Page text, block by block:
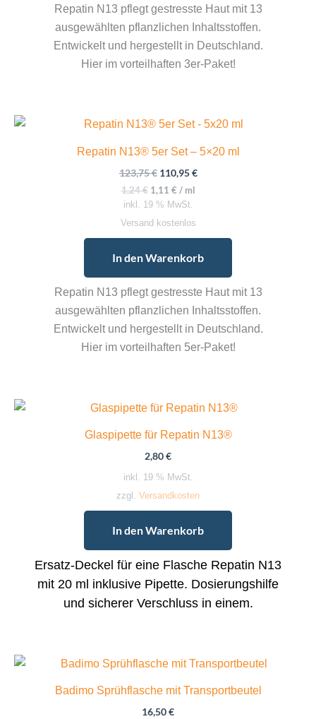
Repatin N13 pflegt gestresste Haut mit 13
ausgewählten pflanzlichen Inhaltsstoffen.
Entwickelt und hergestellt in Deutschland.
Hier im vorteilhaften 3er-Paket!
Repatin N13® 5er Set – 5×20 ml
123,75€ Ursprünglicher
Preis
war:
123,75 €
110,95€Aktueller
1,24€ 1,11 € / ml
inkl. 19 % MwSt.
Versand kostenlos
In den Warenkorb
Repatin N13 pflegt gestresste Haut mit 13
ausgewählten pflanzlichen Inhaltsstoffen.
Entwickelt und hergestellt in Deutschland.
Hier im vorteilhaften 5er-Paket!
Glaspipette für Repatin N13®
2,80€
inkl. 19 % MwSt.
zzgl. Versandkosten
In den Warenkorb
Ersatz-Deckel für eine Flasche Repatin N13
mit 20 ml inklusive Pipette. Dosierungshilfe
und sicherer Verschluss in einem.
Badimo Sprühflasche mit Transportbeutel
16,50€